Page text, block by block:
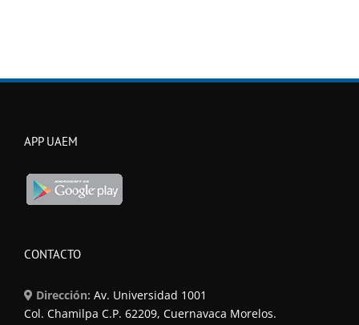
APP UAEM
CONTACTO
Dirección: Av. Universidad 1001
Col. Chamilpa C.P. 62209, Cuernavaca Morelos.